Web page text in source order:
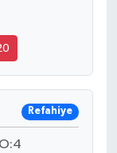
Refahiye